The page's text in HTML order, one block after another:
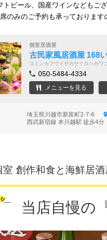
トビール、国産ワインなどもご
のみのご予約も承っております
個室居酒屋
古民家風居酒屋 168
コミンカフウイザカヤイロハカワ
050-5484-4334
メニューを見る
埼玉県川越市新富町2-7-6
西武新宿線 本川越駅 徒歩4分
室 創作和食と海鮮居
当店自慢の